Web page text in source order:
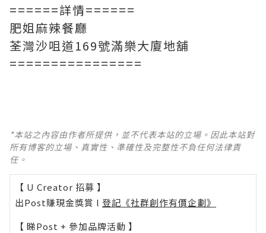
======詳情======
肥姐麻辣餐廳
荃灣沙咀道169號滿樂大廈地舖
================
*本站之內容由作者所提供，並不代表本站的立場。因此本站對
所有博客的立場、真實性、準確性及完整性不負任何法律責
任。
【 U Creator 招募 】
出Post賺現金獎賞 l 登記《社群創作有價企劃》
【 睇Post + 參加品牌活動 】